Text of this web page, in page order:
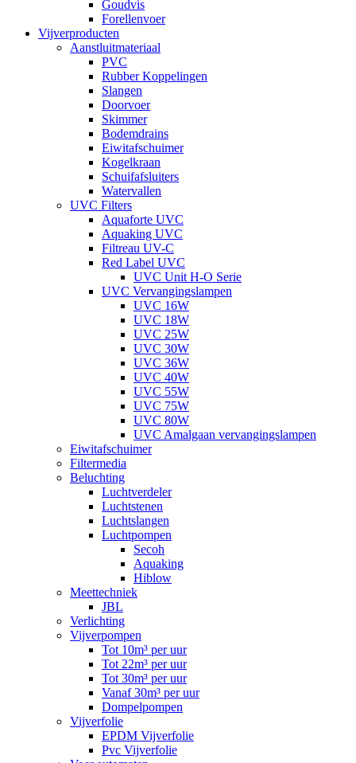
Goudvis
Forellenvoer
Vijverproducten
Aanstluitmateriaal
PVC
Rubber Koppelingen
Slangen
Doorvoer
Skimmer
Bodemdrains
Eiwitafschuimer
Kogelkraan
Schuifafsluiters
Watervallen
UVC Filters
Aquaforte UVC
Aquaking UVC
Filtreau UV-C
Red Label UVC
UVC Unit H-O Serie
UVC Vervangingslampen
UVC 16W
UVC 18W
UVC 25W
UVC 30W
UVC 36W
UVC 40W
UVC 55W
UVC 75W
UVC 80W
UVC Amalgaan vervangingslampen
Eiwitafschuimer
Filtermedia
Beluchting
Luchtverdeler
Luchtstenen
Luchtslangen
Luchtpompen
Secoh
Aquaking
Hiblow
Meettechniek
JBL
Verlichting
Vijverpompen
Tot 10m³ per uur
Tot 22m³ per uur
Tot 30m³ per uur
Vanaf 30m³ per uur
Dompelpompen
Vijverfolie
EPDM Vijverfolie
Pvc Vijverfolie